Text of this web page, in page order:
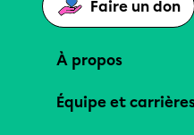
Faire un don
À propos
Équipe et